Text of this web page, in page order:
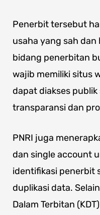
Penerbit tersebut
usaha yang sah
bidang penerbitan
wajib memiliki situs
dapat diakses
transparansi dan
PNRI juga
dan single account
identifikasi penerbit
duplikasi data.
Dalam Terbitan